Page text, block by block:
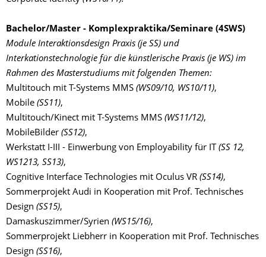
Bachelor/Master - Komplexpraktika/Seminare (4SWS)
Module Interaktionsdesign Praxis (je SS) und
Interkationstechnologie für die künstlerische Praxis (je WS) im
Rahmen des Masterstudiums mit folgenden Themen:
Multitouch mit T-Systems MMS (WS09/10, WS10/11),
Mobile (SS11),
Multitouch/Kinect mit T-Systems MMS (WS11/12),
MobileBilder (SS12),
Werkstatt I-III - Einwerbung von Employability für IT (SS 12,
WS1213, SS13),
Cognitive Interface Technologies mit Oculus VR (SS14),
Sommerprojekt Audi in Kooperation mit Prof. Technisches
Design (SS15),
Damaskuszimmer/Syrien (WS15/16),
Sommerprojekt Liebherr in Kooperation mit Prof. Technisches
Design (SS16),